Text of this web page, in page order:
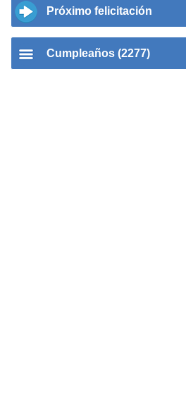
Próximo felicitación
Cumpleaños (2277)